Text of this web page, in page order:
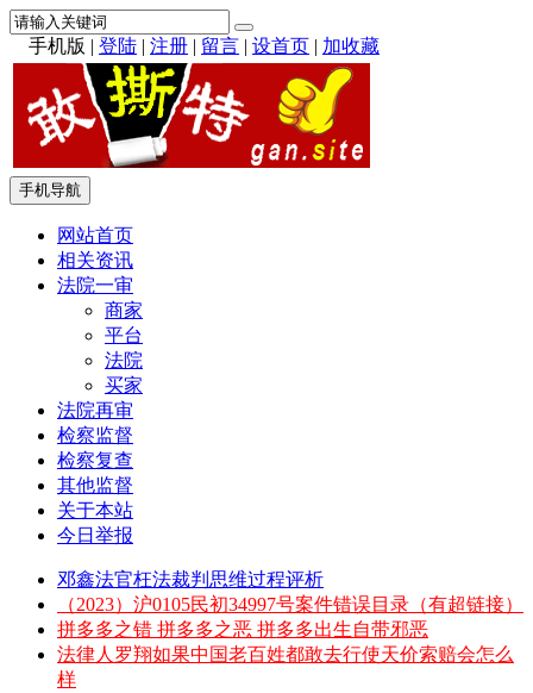
手机版 | 登陆 | 注册 | 留言 | 设首页 | 加收藏
手机导航
网站首页
相关资讯
法院一审
商家
平台
法院
买家
法院再审
检察监督
检察复查
其他监督
关于本站
今日举报
邓鑫法官枉法裁判思维过程评析
（2023）沪0105民初34997号案件错误目录（有超链接）
拼多多之错 拼多多之恶 拼多多出生自带邪恶
法律人罗翔如果中国老百姓都敢去行使天价索赔会怎么
样